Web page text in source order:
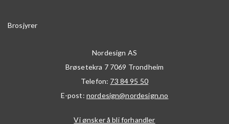
Brosjyrer
Nordesign AS
Brøsetekra 7 7069 Trondheim
Telefon: 73 84 95 50
E-post: nordesign@nordesign.no
Vi ønsker å bli forhandler